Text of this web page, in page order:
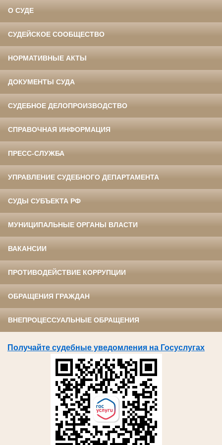
О СУДЕ
СУДЕЙСКОЕ СООБЩЕСТВО
НОРМАТИВНЫЕ АКТЫ
ДОКУМЕНТЫ СУДА
СУДЕБНОЕ ДЕЛОПРОИЗВОДСТВО
СПРАВОЧНАЯ ИНФОРМАЦИЯ
ПРЕСС-СЛУЖБА
УПРАВЛЕНИЕ СУДЕБНОГО ДЕПАРТАМЕНТА
СУДЫ СУБЪЕКТА РФ
МУНИЦИПАЛЬНЫЕ ОРГАНЫ ВЛАСТИ
ВАКАНСИИ
ПРОТИВОДЕЙСТВИЕ КОРРУПЦИИ
ОБРАЩЕНИЯ ГРАЖДАН
ВНЕПРОЦЕССУАЛЬНЫЕ ОБРАЩЕНИЯ
Получайте судебные уведомления на Госуслугах